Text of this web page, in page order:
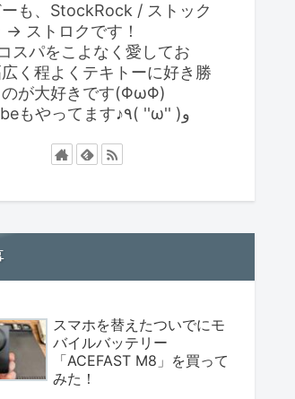
も、StockRock / ストック
→ ストロクです！
スパをこよなく愛してお
広く程よくテキトーに好き勝
のが大好きです(ΦωΦ)
YouTubeもやってます♪٩( ''ω'' )و
スマホを替えたついでにモ
バイルバッテリー
「ACEFAST M8」を買って
みた！